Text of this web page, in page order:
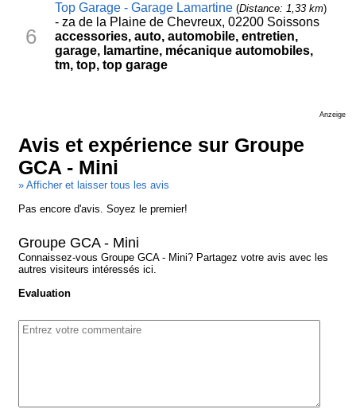
6
Top Garage - Garage Lamartine(Distance: 1,33 km)
- za de la Plaine de Chevreux, 02200 Soissons
accessories, auto, automobile, entretien,
garage, lamartine, mécanique automobiles,
tm, top, top garage
Anzeige
Avis et expérience sur Groupe
GCA - Mini
» Afficher et laisser tous les avis
Pas encore d'avis. Soyez le premier!
Groupe GCA - Mini
Connaissez-vous Groupe GCA - Mini? Partagez votre avis avec les
autres visiteurs intéressés ici.
Evaluation